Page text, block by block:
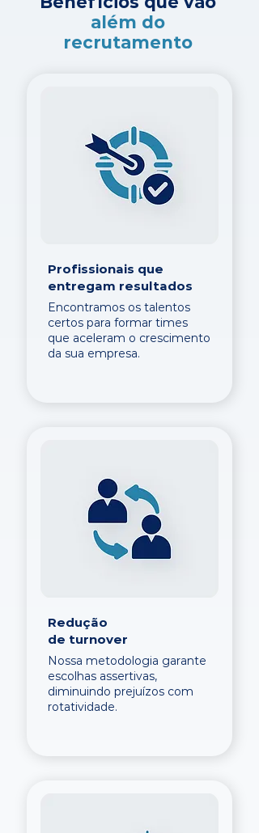
além do
recrutamento
Profissionais que
entregam resultados
Encontramos os talentos
certos para formar times
que aceleram o crescimento
da sua empresa.
Redução
de turnover
Nossa metodologia garante
escolhas assertivas,
diminuindo prejuízos com
rotatividade.